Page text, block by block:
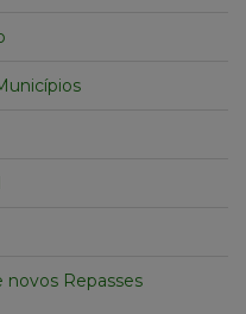
Repasses